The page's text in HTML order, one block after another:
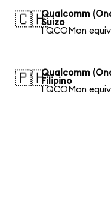
🇨🇭Qualcomm
Suizo
1 QCOMon
🇵🇭Qualcomm
Filipino
1 QCOMon